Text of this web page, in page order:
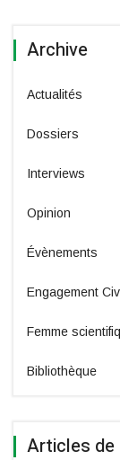
Archive
Actualités
Dossiers
Interviews
Opinion
Évènements
Engagement
Femme
Bibliothèque
Articles de